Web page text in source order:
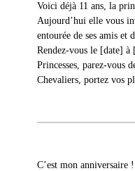
Voici déjà 11 ans, la
Aujourd’hui elle vous
entourée de ses amis et
Rendez-vous le [date] à
Princesses, parez-vous
Chevaliers, portez vos
C’est mon anniversaire !